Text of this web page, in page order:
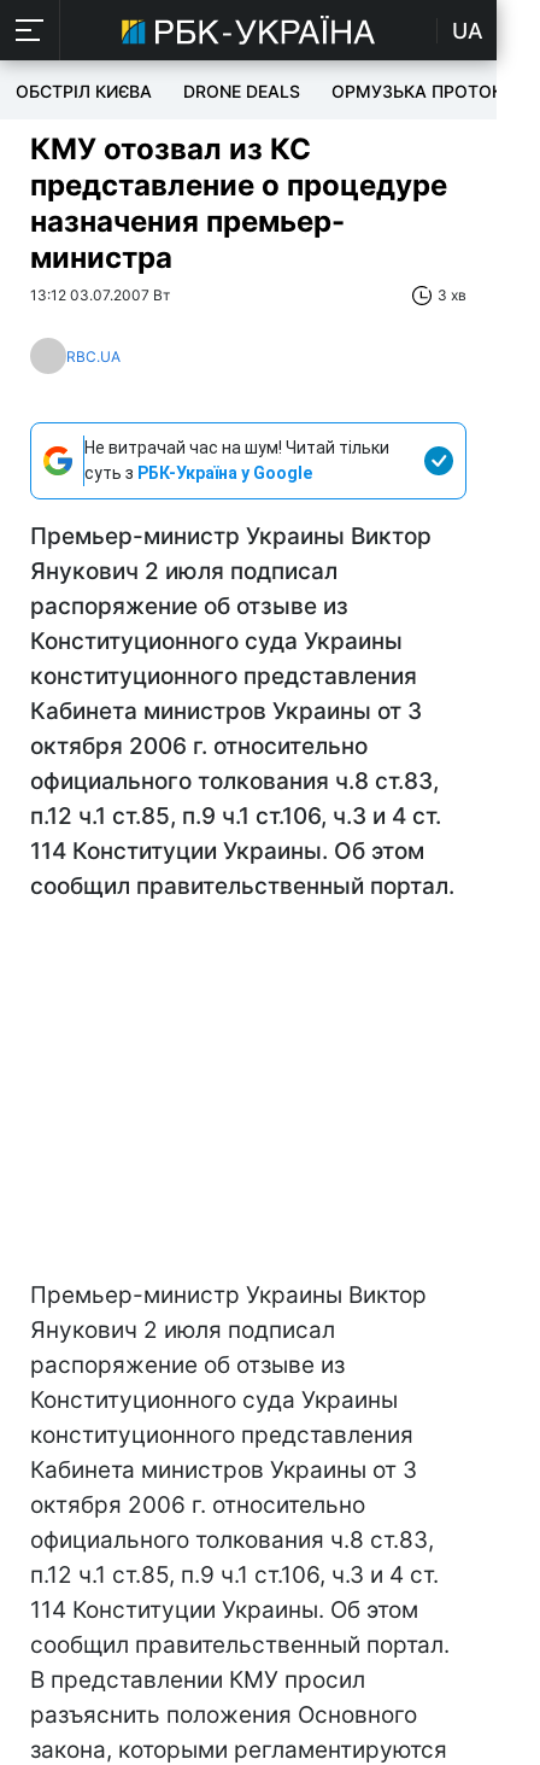
UA
ОБСТРІЛ КИЄВА DRONE DEALS ОРМУЗЬКА ПРОТОКА
КМУ отoзвал из КС
представление о процедуре
назначения премьер-
министра
13:12 03.07.2007 Вт 3 хв
RBC.UA
Не витрачай час на шум! Читай тільки
суть з РБК-Україна у Google
Премьер-министр Украины Виктор
Янукович 2 июля подписал
распоряжение об отзыве из
Конституционного суда Украины
конституционного представления
Кабинета министров Украины от 3
октября 2006 г. относительно
официального толкования ч.8 ст.83,
п.12 ч.1 ст.85, п.9 ч.1 ст.106, ч.3 и 4 ст.
114 Конституции Украины. Об этом
сообщил правительственный портал.
Премьер-министр Украины Виктор
Янукович 2 июля подписал
распоряжение об отзыве из
Конституционного суда Украины
конституционного представления
Кабинета министров Украины от 3
октября 2006 г. относительно
официального толкования ч.8 ст.83,
п.12 ч.1 ст.85, п.9 ч.1 ст.106, ч.3 и 4 ст.
114 Конституции Украины. Об этом
сообщил правительственный портал.
В представлении КМУ просил
разъяснить положения Основного
закона, которыми регламентируются